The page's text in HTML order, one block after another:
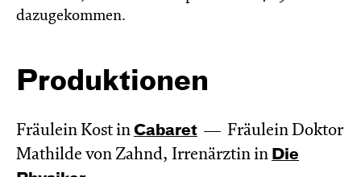
dazugekommen.
Produktionen
Fräulein Kost in Cabaret
Fräulein Doktor
Mathilde von Zahnd, Irrenärztin in Die